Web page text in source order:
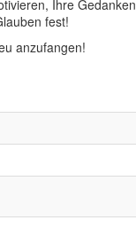
Ihre Gedanken
fest!
anzufangen!